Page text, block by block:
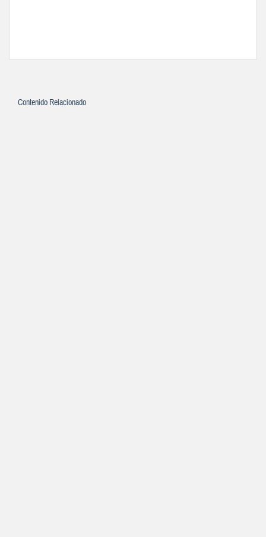
Contenido Relacionado